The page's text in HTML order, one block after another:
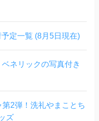
定一覧 (8月5日現在)
ネリックの写真付き
2弾！洗礼やまことち
ズ